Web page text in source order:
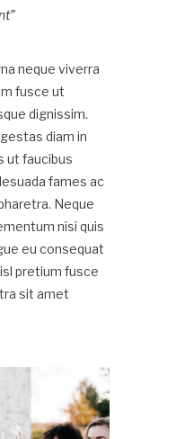
neque viverra
fusce ut
dignissim.
diam in
ut faucibus
fames ac
Neque
nisi quis
eu consequat
pretium fusce
sit amet